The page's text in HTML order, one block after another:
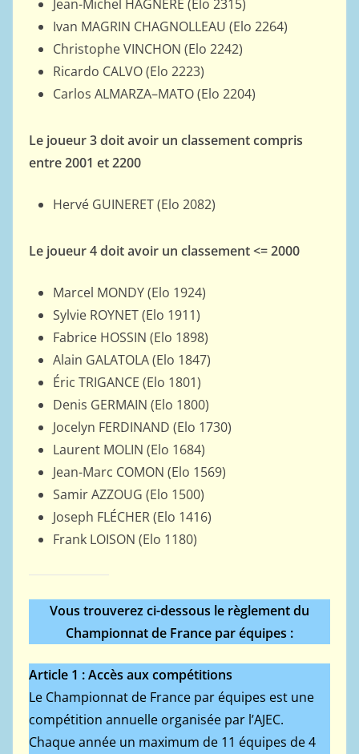
Jean-Michel HAGNERE (Elo 2315)
Ivan MAGRIN CHAGNOLLEAU (Elo 2264)
Christophe VINCHON (Elo 2242)
Ricardo CALVO (Elo 2223)
Carlos ALMARZA–MATO (Elo 2204)
Le joueur 3 doit avoir un classement compris
entre 2001 et 2200
Hervé GUINERET (Elo 2082)
Le joueur 4 doit avoir un classement <= 2000
Marcel MONDY (Elo 1924)
Sylvie ROYNET (Elo 1911)
Fabrice HOSSIN (Elo 1898)
Alain GALATOLA (Elo 1847)
Éric TRIGANCE (Elo 1801)
Denis GERMAIN (Elo 1800)
Jocelyn FERDINAND (Elo 1730)
Laurent MOLIN (Elo 1684)
Jean-Marc COMON (Elo 1569)
Samir AZZOUG (Elo 1500)
Joseph FLÉCHER (Elo 1416)
Frank LOISON (Elo 1180)
Vous trouverez ci-dessous le règlement du
Championnat de France par équipes :
Article 1 : Accès aux compétitions
Le Championnat de France par équipes est une
compétition annuelle organisée par l’AJEC.
Chaque année un maximum de 11 équipes de 4